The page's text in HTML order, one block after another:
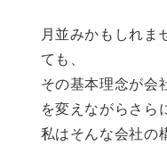
月並みかもしれま
ても、
その基本理念が会
を変えながらさら
私はそんな会社の